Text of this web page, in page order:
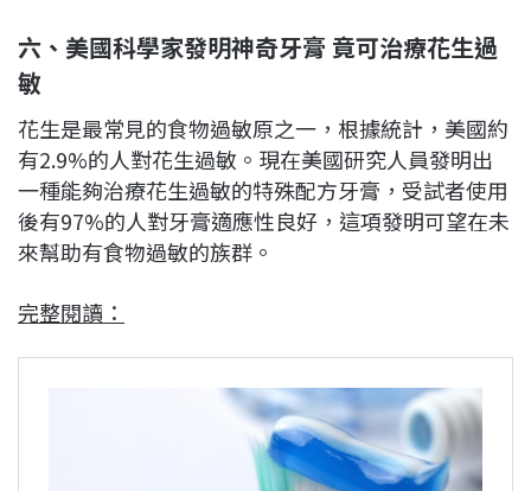
六、美國科學家發明神奇牙膏 竟可治療花生過
敏
花生是最常見的食物過敏原之一，根據統計，美國約
有2.9%的人對花生過敏。現在美國研究人員發明出
一種能夠治療花生過敏的特殊配方牙膏，受試者使用
後有97%的人對牙膏適應性良好，這項發明可望在未
來幫助有食物過敏的族群。
完整閱讀：